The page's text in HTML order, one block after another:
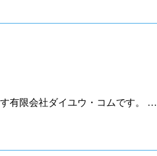
有限会社ダイユウ・コムです。 …